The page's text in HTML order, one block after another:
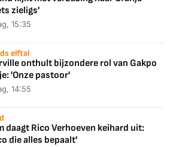
zieligs'
15:35
elftal
onthult bijzondere rol van Gakpo
'Onze pastoor'
14:55
daagt Rico Verhoeven keihard uit:
die alles bepaalt'